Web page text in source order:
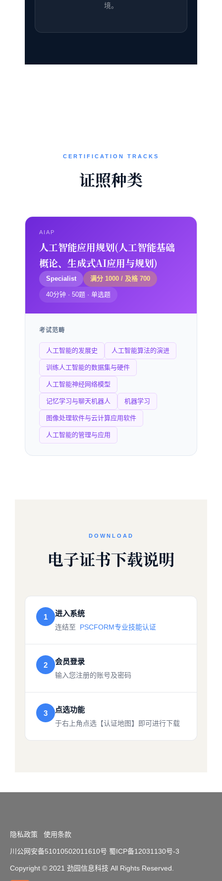
境。
CERTIFICATION TRACKS
证照种类
AIAP
人工智能应用规划(人工智能基础
概论、生成式AI应用与规划)
Specialist 满分 1000 / 及格 700
40分钟 · 50题 · 单选题
考试范畴
人工智能的发展史 人工智能算法的演进
训练人工智能的数据集与硬件
人工智能神经网络模型
记忆学习与聊天机器人 机器学习
图像处理软件与云计算应用软件
人工智能的管理与应用
DOWNLOAD
电子证书下载说明
1 进入系统
连结至 PSCFORM专业技能认证
2 会员登录
输入您注册的账号及密码
3 点选功能
于右上角点选【认证地图】即可进行下载
隐私政策 使用条款
川公网安备51010502011610号 蜀ICP备12031130号-3
Copyright © 2021 劲园信息科技 All Rights Reserved.